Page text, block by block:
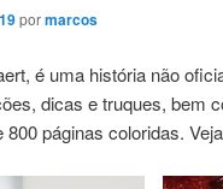
pormarcos
é uma história não
dicas e truques, bem
páginas coloridas.